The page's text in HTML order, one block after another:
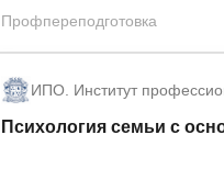
Профпереподготовка
ИПО. Институт
Психология семьи с